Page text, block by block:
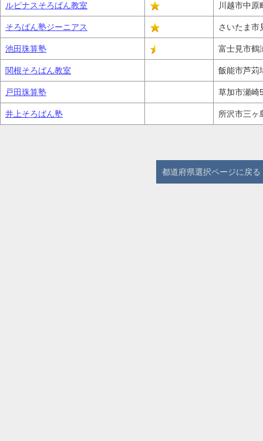
ルピナスそろばん教室 川越市中原
そろばん塾ジーニアス さいたま市
池田珠算塾 富士見市鶴
関根そろばん教室 飯能市芦苅
戸田珠算塾 草加市瀬崎
井上そろばん塾 所沢市三ヶ
都道府県選択ページに戻る